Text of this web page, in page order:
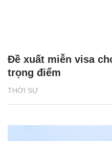
THỜI SỰ
Đề xuất miễn visa
trọng điểm